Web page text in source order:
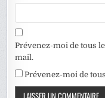
Prévenez-moi de tous
mail.
Prévenez-moi de